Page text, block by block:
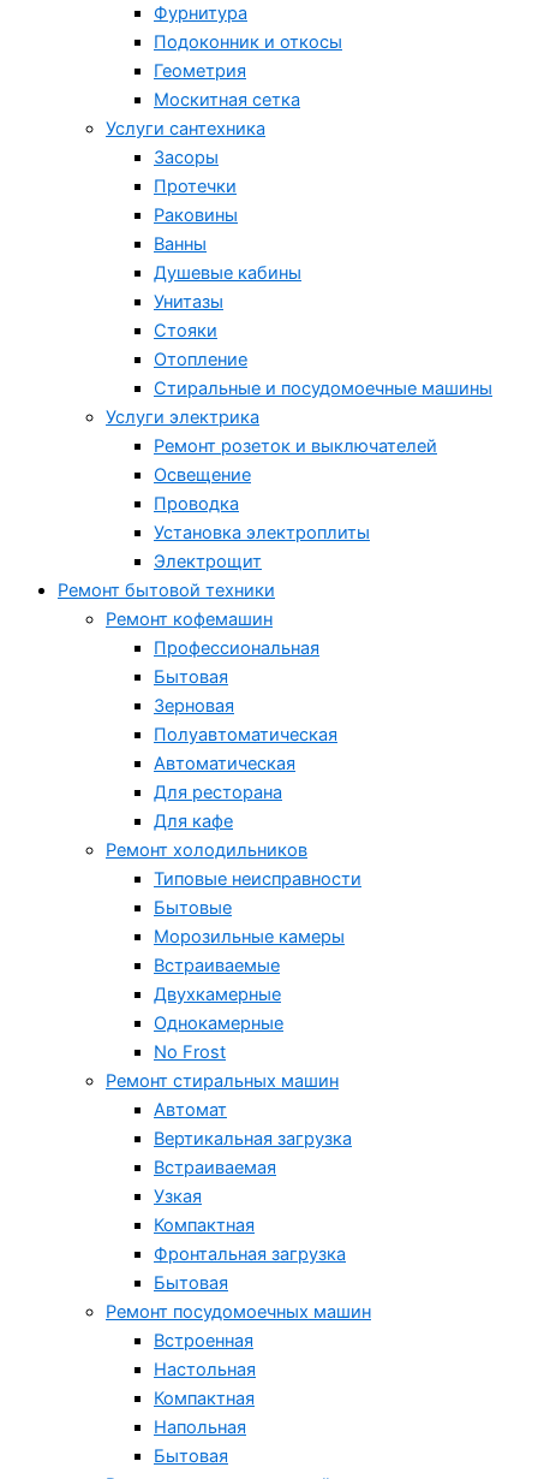
Фурнитура
Подоконник и откосы
Геометрия
Москитная сетка
Услуги сантехника
Засоры
Протечки
Раковины
Ванны
Душевые кабины
Унитазы
Стояки
Отопление
Стиральные и посудомоечные машины
Услуги электрика
Ремонт розеток и выключателей
Освещение
Проводка
Установка электроплиты
Электрощит
Ремонт бытовой техники
Ремонт кофемашин
Профессиональная
Бытовая
Зерновая
Полуавтоматическая
Автоматическая
Для ресторана
Для кафе
Ремонт холодильников
Типовые неисправности
Бытовые
Морозильные камеры
Встраиваемые
Двухкамерные
Однокамерные
No Frost
Ремонт стиральных машин
Автомат
Вертикальная загрузка
Встраиваемая
Узкая
Компактная
Фронтальная загрузка
Бытовая
Ремонт посудомоечных машин
Встроенная
Настольная
Компактная
Напольная
Бытовая